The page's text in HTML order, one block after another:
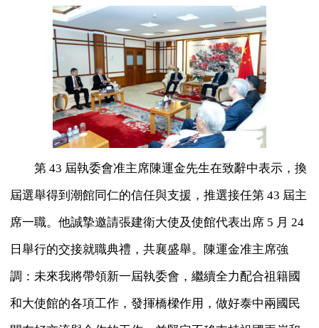
第 43 屆執委會准主席陳運金先生在致辭中表示，換
屆選舉得到潮館同仁的信任與支援，推選接任第 43 屆主
席一職。他誠摯邀請張建衛大使及使館代表出席 5 月 24
日舉行的交接就職典禮，共襄盛舉。陳運金准主席強
調：未來我將帶領新一屆執委會，繼續全力配合祖籍國
和大使館的各項工作，發揮橋樑作用，做好泰中兩國民